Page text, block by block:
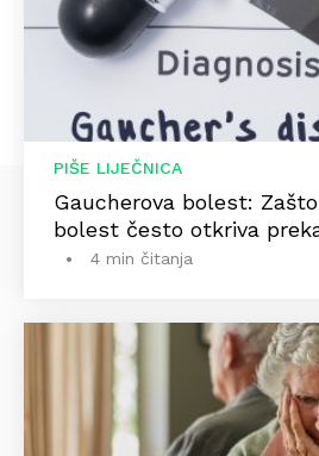
PIŠE LIJEČNICA
Gaucherova bolest:
bolest često otkriva
4 min čitanja